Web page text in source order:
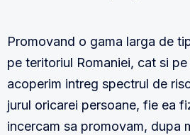
Promovand o gama larga de
pe teritoriul Romaniei, cat si
acoperim intreg spectrul de
jurul oricarei persoane, fie ea
incercam sa promovam, dupa